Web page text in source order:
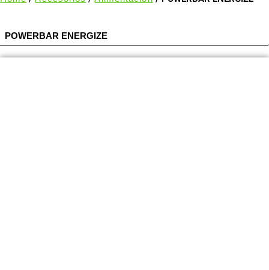
POWERBAR ENERGIZE